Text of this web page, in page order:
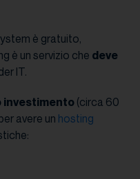
è gratuito,
è un servizio che deve
IT.
investimento (circa 60
avere un hosting